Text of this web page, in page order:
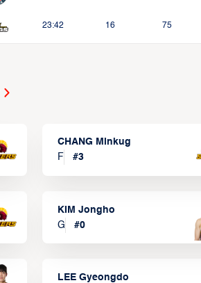
23:42 16 75
CHANG Minkug
F
#3
KIM Jongho
G
#0
LEE Gyeongdo